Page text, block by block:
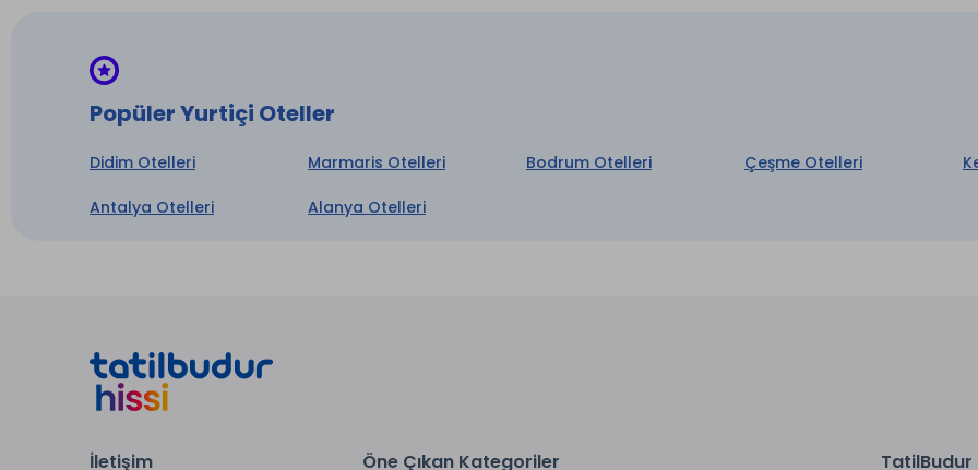
Popüler Yurtiçi Oteller
Didim Otelleri Marmaris Otelleri Bodrum Otelleri Çeşme Otelleri
Antalya Otelleri Alanya Otelleri
İletişim Öne Çıkan Kategoriler TatilBudur